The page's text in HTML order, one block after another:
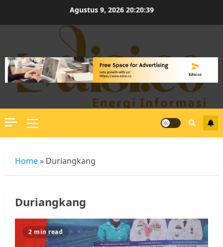
Agustus 9, 2026 20:20:40
Primary
Menu
Home » Duriangkang
Duriangkang
2 min read